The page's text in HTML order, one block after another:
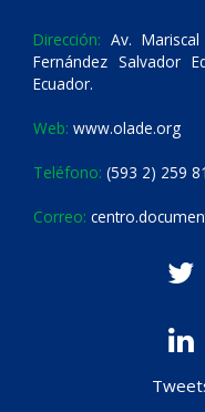
Dirección: Av.
Fernández Salvador
Ecuador.
Web: www.olade.org
Teléfono: (593 2) 259
Correo: